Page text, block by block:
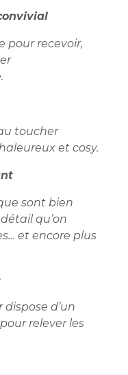
pour recevoir,
toucher
et cosy.
sont bien
qu’on
et encore plus
dispose d’un
relever les